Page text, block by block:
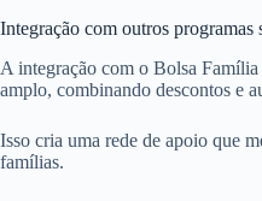
Integração com outros programas
A integração com o Bolsa
amplo, combinando descontos e
Isso cria uma rede de apoio que
famílias.